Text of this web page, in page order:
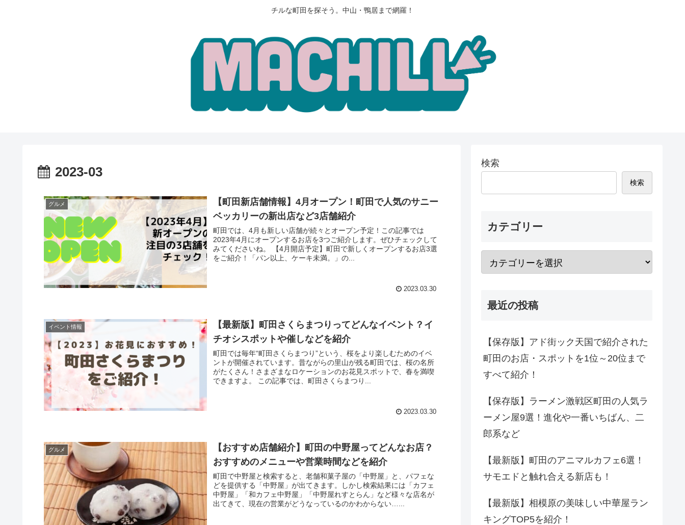
チルな町田を探そう。中山・鴨居まで網羅！
2023-03
グルメ
【町田新店舗情報】4月オープン！町田で人気のサニー
ベッカリーの新出店など3店舗紹介
町田では、4月も新しい店舗が続々とオープン予定！この記事では
2023年4月にオープンするお店を3つご紹介します。ぜひチェックして
みてくださいね。 【4月開店予定】町田で新しくオープンするお店3選
をご紹介！「パン以上、ケーキ未満。」の...
2023.03.30
イベント情報
【最新版】町田さくらまつりってどんなイベント？イ
チオシスポットや催しなどを紹介
町田では毎年“町田さくらまつり”という、桜をより楽しむためのイベ
ントが開催されています。昔ながらの里山が残る町田では、桜の名所
がたくさん！さまざまなロケーションのお花見スポットで、春を満喫
できますよ。 この記事では、町田さくらまつり...
2023.03.30
グルメ
【おすすめ店舗紹介】町田の中野屋ってどんなお店？
おすすめのメニューや営業時間などを紹介
町田で中野屋と検索すると、老舗和菓子屋の「中野屋」と、パフェな
どを提供する「中野屋」が出てきます。しかし検索結果には「カフェ
中野屋」「和カフェ中野屋」「中野屋れすとらん」など様々な店名が
出てきて、現在の営業がどうなっているのかわからない…...
検索
検索
カテゴリー
最近の投稿
【保存版】アド街ック天国で紹介された
町田のお店・スポットを1位～20位まで
すべて紹介！
【保存版】ラーメン激戦区町田の人気ラ
ーメン屋9選！進化や一番いちばん、二
郎系など
【最新版】町田のアニマルカフェ6選！
サモエドと触れ合える新店も！
【最新版】相模原の美味しい中華屋ラン
キングTOP5を紹介！